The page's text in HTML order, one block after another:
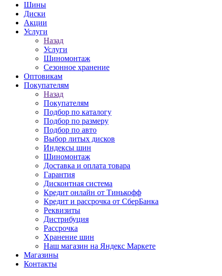
Шины
Диски
Акции
Услуги
Назад
Услуги
Шиномонтаж
Сезонное хранение
Оптовикам
Покупателям
Назад
Покупателям
Подбор по каталогу
Подбор по размеру
Подбор по авто
Выбор литых дисков
Индексы шин
Шиномонтаж
Доставка и оплата товара
Гарантия
Дисконтная система
Кредит онлайн от Тинькофф
Кредит и рассрочка от СберБанка
Реквизиты
Дистрибуция
Рассрочка
Хранение шин
Наш магазин на Яндекс Маркете
Магазины
Контакты